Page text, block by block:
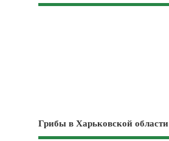
Грибы в Харьковской области